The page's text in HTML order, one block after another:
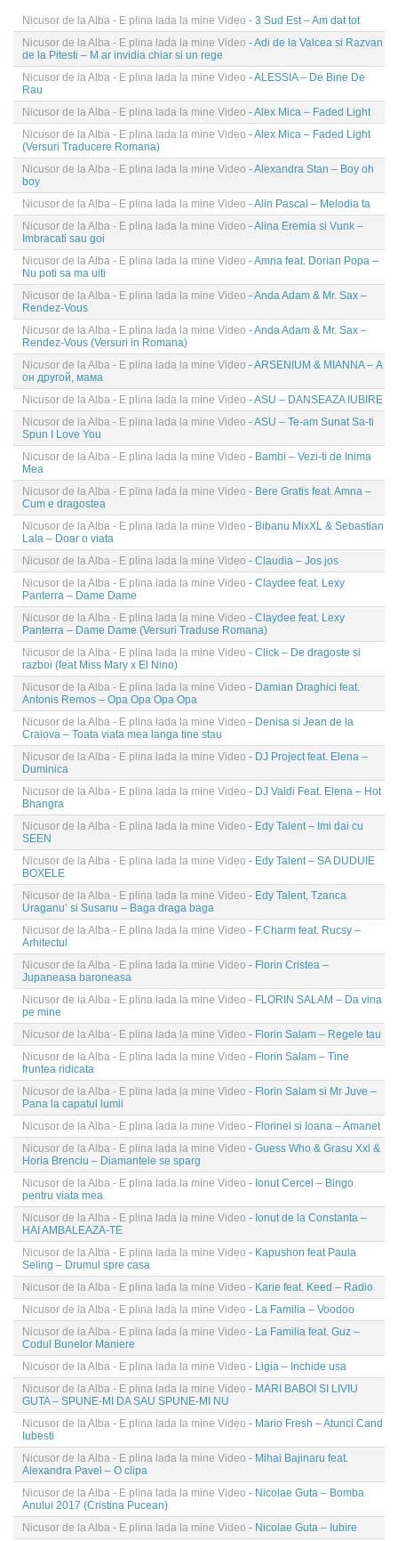
Nicusor de la Alba - E plina lada la mine Video - 3 Sud Est – Am dat tot
Nicusor de la Alba - E plina lada la mine Video - Adi de la Valcea si Razvan
de la Pitesti – M ar invidia chiar si un rege
Nicusor de la Alba - E plina lada la mine Video - ALESSIA – De Bine De
Rau
Nicusor de la Alba - E plina lada la mine Video - Alex Mica – Faded Light
Nicusor de la Alba - E plina lada la mine Video - Alex Mica – Faded Light
(Versuri Traducere Romana)
Nicusor de la Alba - E plina lada la mine Video - Alexandra Stan – Boy oh
boy
Nicusor de la Alba - E plina lada la mine Video - Alin Pascal – Melodia ta
Nicusor de la Alba - E plina lada la mine Video - Alina Eremia si Vunk –
Imbracati sau goi
Nicusor de la Alba - E plina lada la mine Video - Amna feat. Dorian Popa –
Nu poti sa ma uiti
Nicusor de la Alba - E plina lada la mine Video - Anda Adam & Mr. Sax –
Rendez-Vous
Nicusor de la Alba - E plina lada la mine Video - Anda Adam & Mr. Sax –
Rendez-Vous (Versuri in Romana)
Nicusor de la Alba - E plina lada la mine Video - ARSENIUM & MIANNA – А
он другой, мама
Nicusor de la Alba - E plina lada la mine Video - ASU – DANSEAZA IUBIRE
Nicusor de la Alba - E plina lada la mine Video - ASU – Te-am Sunat Sa-ti
Spun I Love You
Nicusor de la Alba - E plina lada la mine Video - Bambi – Vezi-ti de Inima
Mea
Nicusor de la Alba - E plina lada la mine Video - Bere Gratis feat. Amna –
Cum e dragostea
Nicusor de la Alba - E plina lada la mine Video - Bibanu MixXL & Sebastian
Lala – Doar o viata
Nicusor de la Alba - E plina lada la mine Video - Claudia – Jos jos
Nicusor de la Alba - E plina lada la mine Video - Claydee feat. Lexy
Panterra – Dame Dame
Nicusor de la Alba - E plina lada la mine Video - Claydee feat. Lexy
Panterra – Dame Dame (Versuri Traduse Romana)
Nicusor de la Alba - E plina lada la mine Video - Click – De dragoste si
razboi (feat Miss Mary x El Nino)
Nicusor de la Alba - E plina lada la mine Video - Damian Draghici feat.
Antonis Remos – Opa Opa Opa Opa
Nicusor de la Alba - E plina lada la mine Video - Denisa si Jean de la
Craiova – Toata viata mea langa tine stau
Nicusor de la Alba - E plina lada la mine Video - DJ Project feat. Elena –
Duminica
Nicusor de la Alba - E plina lada la mine Video - DJ Valdi Feat. Elena – Hot
Bhangra
Nicusor de la Alba - E plina lada la mine Video - Edy Talent – Imi dai cu
SEEN
Nicusor de la Alba - E plina lada la mine Video - Edy Talent – SA DUDUIE
BOXELE
Nicusor de la Alba - E plina lada la mine Video - Edy Talent, Tzanca
Uraganu’ si Susanu – Baga draga baga
Nicusor de la Alba - E plina lada la mine Video - F.Charm feat. Rucsy –
Arhitectul
Nicusor de la Alba - E plina lada la mine Video - Florin Cristea –
Jupaneasa baroneasa
Nicusor de la Alba - E plina lada la mine Video - FLORIN SALAM – Da vina
pe mine
Nicusor de la Alba - E plina lada la mine Video - Florin Salam – Regele tau
Nicusor de la Alba - E plina lada la mine Video - Florin Salam – Tine
fruntea ridicata
Nicusor de la Alba - E plina lada la mine Video - Florin Salam si Mr Juve –
Pana la capatul lumii
Nicusor de la Alba - E plina lada la mine Video - Florinel si Ioana – Amanet
Nicusor de la Alba - E plina lada la mine Video - Guess Who & Grasu Xxl &
Horia Brenciu – Diamantele se sparg
Nicusor de la Alba - E plina lada la mine Video - Ionut Cercel – Bingo
pentru viata mea
Nicusor de la Alba - E plina lada la mine Video - Ionut de la Constanta –
HAI AMBALEAZA-TE
Nicusor de la Alba - E plina lada la mine Video - Kapushon feat Paula
Seling – Drumul spre casa
Nicusor de la Alba - E plina lada la mine Video - Karie feat. Keed – Radio
Nicusor de la Alba - E plina lada la mine Video - La Familia – Voodoo
Nicusor de la Alba - E plina lada la mine Video - La Familia feat. Guz –
Codul Bunelor Maniere
Nicusor de la Alba - E plina lada la mine Video - Ligia – Inchide usa
Nicusor de la Alba - E plina lada la mine Video - MARI BABOI SI LIVIU
GUTA – SPUNE-MI DA SAU SPUNE-MI NU
Nicusor de la Alba - E plina lada la mine Video - Mario Fresh – Atunci Cand
Iubesti
Nicusor de la Alba - E plina lada la mine Video - Mihai Bajinaru feat.
Alexandra Pavel – O clipa
Nicusor de la Alba - E plina lada la mine Video - Nicolae Guta – Bomba
Anului 2017 (Cristina Pucean)
Nicusor de la Alba - E plina lada la mine Video - Nicolae Guta – Iubire